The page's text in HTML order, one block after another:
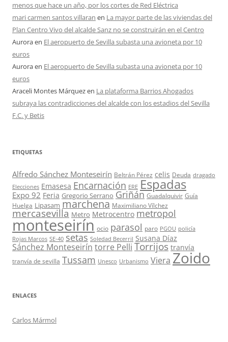
menos que hace un año, por los cortes de Red Eléctrica
mari carmen santos villaran en La mayor parte de las viviendas del
Plan Centro Vivo del alcalde Sanz no se construirán en el Centro
Auroraen El aeropuerto de Sevilla subasta una avioneta por 10
euros
Auroraen El aeropuerto de Sevilla subasta una avioneta por 10
euros
Araceli Montes Márquezen La plataforma Barrios Ahogados
subraya las contradicciones del alcalde con los estadios del Sevilla
F.C. y Betis
ETIQUETAS
Alfredo Sánchez Monteseirín Beltrán Pérez celis Deuda dragado
Elecciones Emasesa Encarnación ERE Espadas
Expo 92 Feria Gregorio Serrano Griñán Guadalquivir Guía
Huelga Lipasam marchena Maximiliano Vílchez
mercasevilla Metro Metrocentro metropol
monteseirín ocio parasol paro PGOU policía
Rojas Marcos SE-40 setas Soledad Becerril Susana Díaz
Sánchez Monteseirín torre Pelli Torrijos tranvía
tranvía de sevilla Tussam Unesco Urbanismo Viera Zoido
ENLACES
Carlos Mármol